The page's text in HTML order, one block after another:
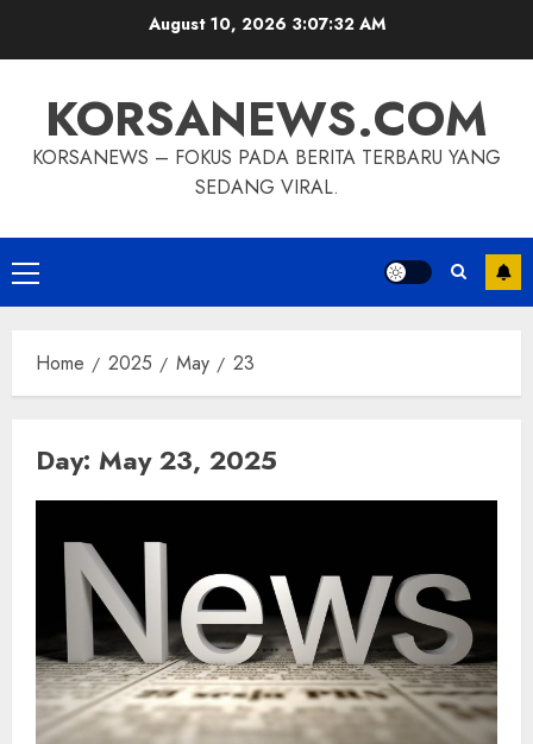
August 10, 2026 3:07:32 AM
KORSANEWS.COM
KORSANEWS – FOKUS PADA BERITA TERBARU YANG
SEDANG VIRAL.
Primary
Menu
Home 2025 May 23
Day: May 23, 2025